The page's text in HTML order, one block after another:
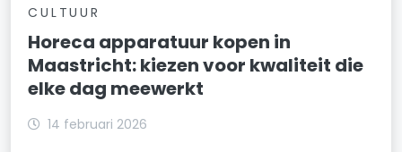
CULTUUR
Horeca apparatuur kopen in
Maastricht: kiezen voor kwaliteit die
elke dag meewerkt
14 februari 2026